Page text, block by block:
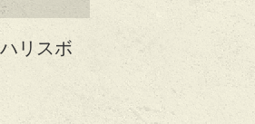
リスボ